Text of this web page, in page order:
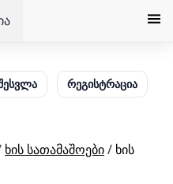
რეგისტრაცია
ხის სათამაშოები/ ხის